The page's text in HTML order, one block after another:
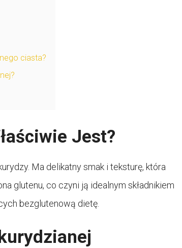
ciasta?
Jest?
Ma delikatny smak i teksturę, która
glutenu, co czyni ją idealnym składnikiem
bezglutenową dietę.